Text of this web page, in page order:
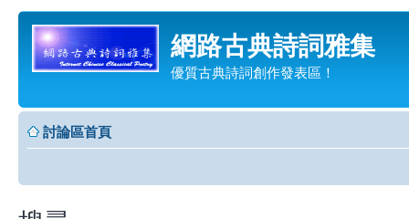
網路古典詩詞雅集
優質古典詩詞創作發表區！
討論區首頁